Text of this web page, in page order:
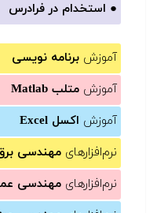
● استخدام در فرادرس
آموزش برنامه نویسی
آموزش متلب Matlab
آموزش اکسل Excel
نرم‌افزارهای مهندسی
نرم‌افزارهای مهندسی